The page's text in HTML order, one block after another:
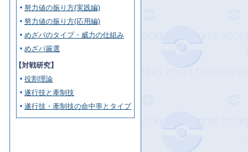
努力値の振り方(実践編)
努力値の振り方(応用編)
めざパのタイプ・威力の仕組み
めざパ厳選
【対戦研究】
役割理論
遂行技と牽制技
遂行技・牽制技の命中率とタイプ